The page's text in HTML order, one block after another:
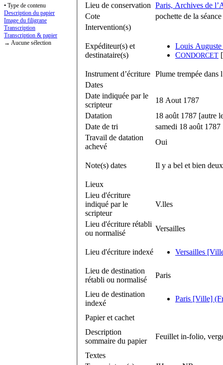
• Type de contenu
Description du papier
Image du filigrane
Transcription
Transcription & papier
→ Aucune sélection
Lieu de conservation Paris, Archives de
Cote
pochette de la
Intervention(s)
Expéditeur(s) et
destinataire(s)
Louis
CONDORCET
Instrument d’écriture Plume trempée dans
Dates
Date indiquée par le
scripteur
18 Aout 1787
Datation
18 août 1787 [autre
Date de tri
samedi 18 août 1787
Travail de datation
achevé
Oui
Note(s) dates Il y a bel et bien
Lieux
Lieu d'écriture
indiqué par le
scripteur
V.lles
Lieu d'écriture rétabli
ou normalisé
Versailles
Lieu d'écriture indexé Versailles
Lieu de destination
rétabli ou normalisé
Paris
Lieu de destination
indexé
Paris [Ville]
Papier et cachet
Description
sommaire du papier
Feuillet in-folio,
Textes